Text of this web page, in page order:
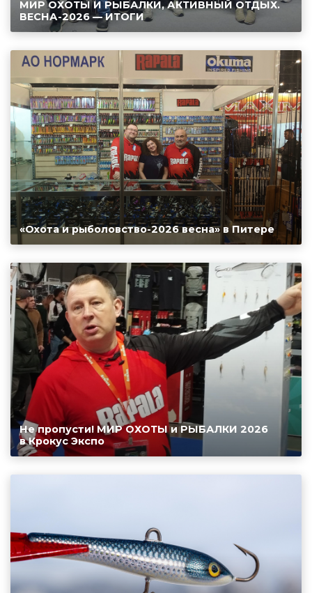
МИР ОХОТЫ И РЫБАЛКИ, АКТИВНЫЙ ОТДЫХ.
ВЕСНА-2026 — ИТОГИ
«Охота и рыболовство-2026 весна» в Питере
Не пропусти! МИР ОХОТЫ и РЫБАЛКИ 2026
в Крокус Экспо